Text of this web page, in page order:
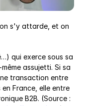
s'y attarde, et on
qui exerce sous sa
transaction entre
France, elle entre